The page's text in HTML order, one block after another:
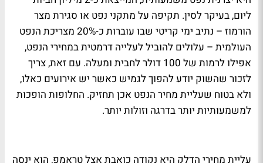
ליום, בעיקר לסין. תקיפה על מתקני נפט או סגירת מצר
הורמוז – נתיב ימי קריטי שבו עוברות כ-20% מצריכת הנפט
העולמית – עלולים להוביל לעלייה דרמטית במחירי הנפט,
אפילו לרמות של 100 דולר לחבית ומעלה. עם זאת, צריך
לזכור שהשוק יודע להפוך לגמיש כאשר יש אירועים כאלו,
ולא בטוח שעליית מחיר הנפט אכן תחזיק. החלופות הופכות
למשמעותיות יותר בדרגה וזולות יותר.
עליית מחירי הדלק היא נקודה כואבת אצל טראמפ, הוא ינסה